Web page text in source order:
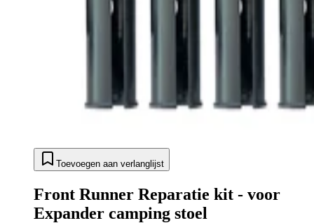
Toevoegen aan verlanglijst
Front Runner Reparatie kit - voor
Expander camping stoel